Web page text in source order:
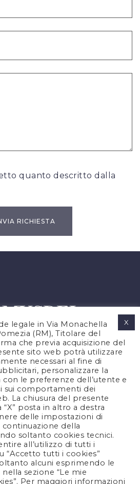
quanto descritto dalla
POLICY
POLICY
LEGALI
CONTATTACI
FOLLOW US
legale in Via Monachella
(RM), Titolare del
che previa acquisizione del
sito web potrà utilizzare
necessari al fine di
personalizzare la
con le preferenze dell’utente e
sui comportamenti dei
La chiusura del presente
posta in altro a destra
delle impostazioni di
della
soltanto cookies tecnici.
all’utilizzo di tutti i
“Accetto tutti i cookies”
alcuni esprimendo le
sezione “Le mie
Per maggiori informazioni
X